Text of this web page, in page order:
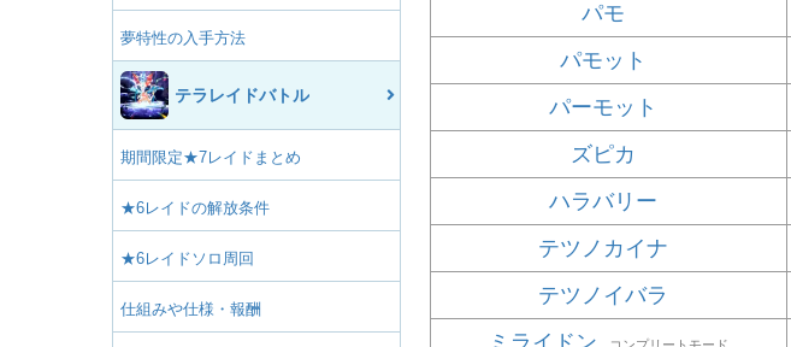
夢特性の入手方法
テラレイドバトル
期間限定★7レイドまとめ
★6レイドの解放条件
★6レイドソロ周回
仕組みや仕様・報酬
パモ
パモット
パーモット
ズピカ
ハラバリー
テツノカイナ
テツノイバラ
ミライドン